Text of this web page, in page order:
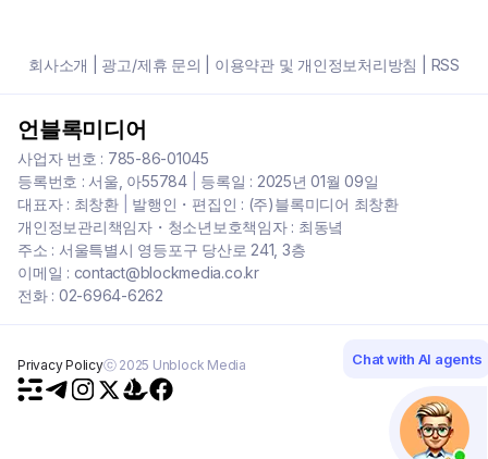
회사소개 광고/제휴 문의 이용약관 및 개인정보처리방침 RSS
언블록미디어
사업자 번호 : 785-86-01045
등록번호 : 서울, 아55784| 등록일 : 2025년 01월 09일
대표자 : 최창환| 발행인・편집인 : (주)블록미디어 최창환
개인정보관리책임자・청소년보호책임자 : 최동녘
주소 : 서울특별시 영등포구 당산로 241, 3층
이메일 : contact@blockmedia.co.kr
전화 : 02-6964-6262
Privacy Policyⓒ 2025 Unblock Media Chat with AI agents